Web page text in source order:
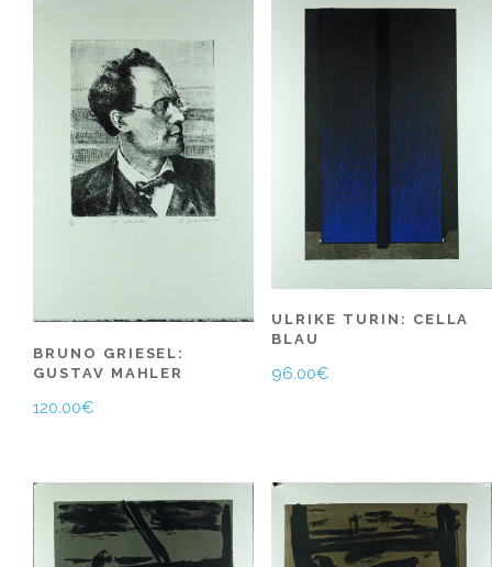
BRUNO GRIESEL:
GUSTAV MAHLER
120.00€
ULRIKE TURIN: CELLA
BLAU
96.00€